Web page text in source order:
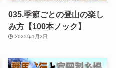
035.季節ごとの登山の楽し
み方【100本ノック】
2025年1月3日